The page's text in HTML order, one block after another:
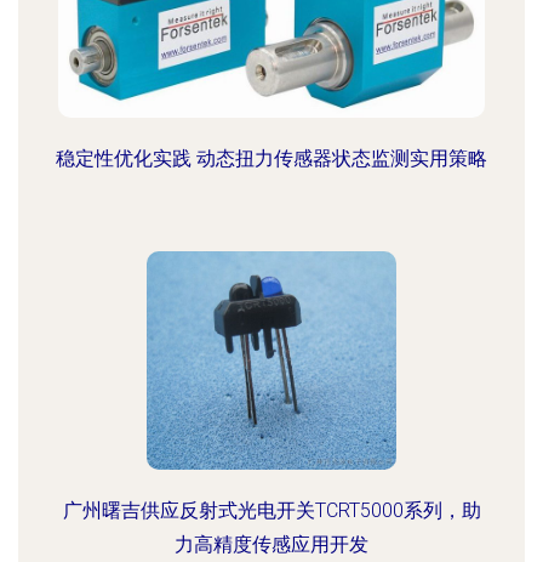
稳定性优化实践 动态扭力传感器状态监测实用策略
广州曙吉供应反射式光电开关TCRT5000系列，助
力高精度传感应用开发